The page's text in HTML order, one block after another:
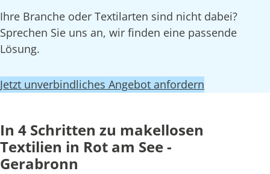
Ihre Branche oder Textilarten sind nicht dabei?
Sprechen Sie uns an, wir finden eine passende
Lösung.
Jetzt unverbindliches Angebot anfordern
In 4 Schritten zu makellosen
Textilien in Rot am See -
Gerabronn